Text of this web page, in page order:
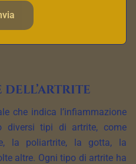
disponibili per alleviare i
della vita delle persone
dell’artrite
che indica l’infiammazione
diversi tipi di artrite, come
la poliartrite, la gotta, la
altre. Ogni tipo di artrite ha